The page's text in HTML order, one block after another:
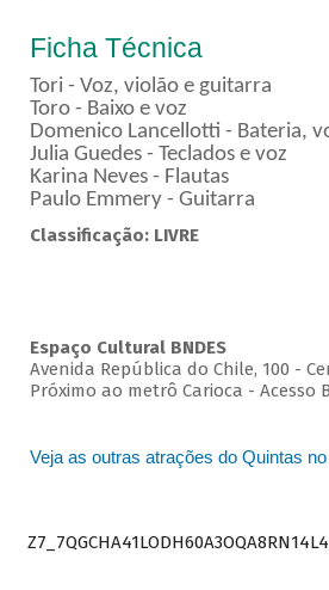
Ficha Técnica
Tori - Voz, violão e guitarra
Toro - Baixo e voz
Domenico Lancellotti - Bateria,
Julia Guedes - Teclados e voz
Karina Neves - Flautas
Paulo Emmery - Guitarra
Classificação: LIVRE
Espaço Cultural BNDES
Avenida República do Chile, 100 -
Próximo ao metrô Carioca - Acesso B
Veja as outras atrações do Quintas
Z7_7QGCHA41LODH60A3OQA8RN14L4